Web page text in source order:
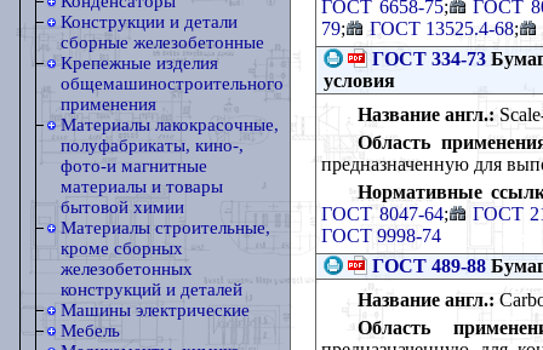
Конструкции и детали
сборные железобетонные
Крепежные изделия
общемашиностроительного
применения
Материалы лакокрасочные,
полуфабрикаты, кино-,
фото-и магнитные
материалы и товары
бытовой химии
Материалы строительные,
кроме сборных
железобетонных
конструкций и деталей
Машины электрические
Мебель
ГОСТ 6658-75;
ГОСТ
79; ГОСТ 13525.4-68;
ГОСТ 334-73
условия
Название англ.:
Область
предназначенную для
Нормативные
ГОСТ 8047-64;
ГОСТ
ГОСТ 9998-74
ГОСТ 489-88
Название англ.:
Область